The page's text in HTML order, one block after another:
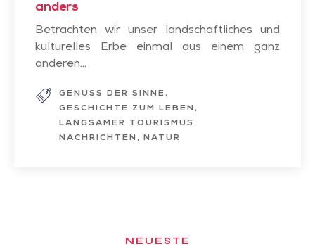
anders
Betrachten wir unser landschaftliches und
kulturelles Erbe einmal aus einem ganz
anderen...
GENUSS DER SINNE
GESCHICHTE ZUM LEBEN
LANGSAMER TOURISMUS
NACHRICHTEN
NATUR
NEUESTE